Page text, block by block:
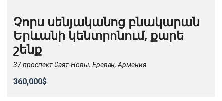
Չորս սենյականոց բնակարան
Երևանի կենտրոնում, քարե
շենք
37 проспект Саят-Новы, Ереван, Армения
360,000$